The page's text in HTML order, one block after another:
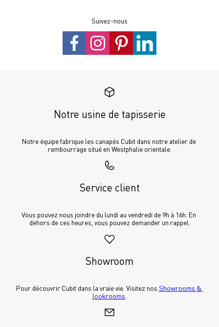
Suivez-nous
Notre usine de tapisserie
Notre équipe fabrique les canapés Cubit dans notre atelier de
rembourrage situé en Westphalie orientale.
Service client
Vous pouvez nous joindre du lundi au vendredi de 9h à 16h. En
dehors de ces heures, vous pouvez demander un rappel.
Showroom
Pour découvrir Cubit dans la vraie vie. Visitez nos Showrooms &
lookrooms